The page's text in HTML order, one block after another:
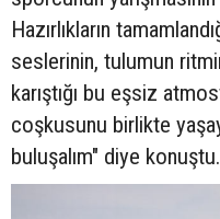
Hazırlıkların
seslerinin, tulumun
karıştığı bu eşsiz
coşkusunu birlikte
buluşalım" diye konuştu.